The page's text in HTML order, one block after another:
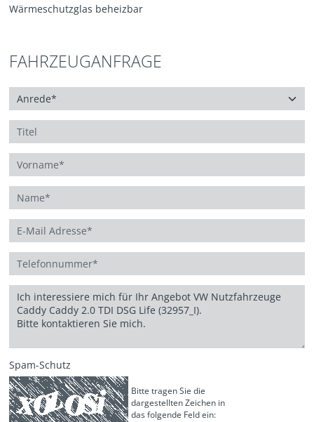
Wärmeschutzglas beheizbar
FAHRZEUGANFRAGE
Spam-Schutz
Bitte tragen Sie die
dargestellten Zeichen in
das folgende Feld ein: